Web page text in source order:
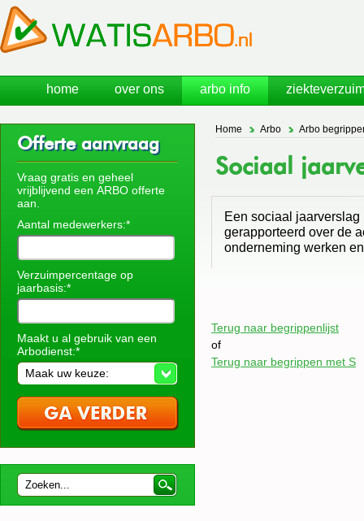
Home Arbo Arbo
Sociaal
Een sociaal
gerapporteerd over de
onderneming werken
Terug naar begrippenlijst
of
Terug naar begrippen met S
Offerte aanvraag
Vraag gratis en geheel
vrijblijvend een ARBO offerte
aan.
Aantal medewerkers:*
Verzuimpercentage op
jaarbasis:*
Maakt u al gebruik van een
Arbodienst:*
Maak uw keuze:
home over ons arbo info